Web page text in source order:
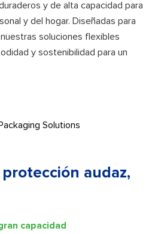
y de alta capacidad para
y del hogar. Diseñadas para
soluciones flexibles
y sostenibilidad para un
audaz,
capacidad